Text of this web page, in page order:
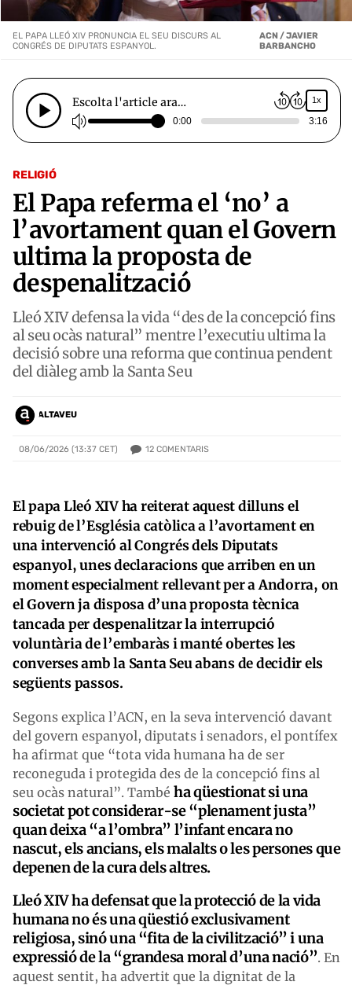
RELIGIÓ
El Papa referma el ‘no’ a
l’avortament quan el Govern
ultima la proposta de
despenalització
Lleó XIV defensa la vida “des de la concepció fins
al seu ocàs natural” mentre l’executiu ultima la
decisió sobre una reforma que continua pendent
del diàleg amb la Santa Seu
ALTAVEU
08/06/2026 (13:37 CET) 12 COMENTARIS
EL PAPA LLEÓ XIV PRONUNCIA EL SEU DISCURS AL
CONGRÉS DE DIPUTATS ESPANYOL.
ACN / JAVIER
BARBANCHO
Escolta l'article ara… 1x
0:00 3:16
El papa Lleó XIV ha reiterat aquest dilluns el
rebuig de l’Església catòlica a l’avortament en
una intervenció al Congrés dels Diputats
espanyol, unes declaracions que arriben en un
moment especialment rellevant per a Andorra, on
el Govern ja disposa d’una proposta tècnica
tancada per despenalitzar la interrupció
voluntària de l’embaràs i manté obertes les
converses amb la Santa Seu abans de decidir els
següents passos.
Segons explica l’ACN, en la seva intervenció davant
del govern espanyol, diputats i senadors, el pontífex
ha afirmat que “tota vida humana ha de ser
reconeguda i protegida des de la concepció fins al
seu ocàs natural”. També ha qüestionat si una
societat pot considerar-se “plenament justa”
quan deixa “a l’ombra” l’infant encara no
nascut, els ancians, els malalts o les persones que
depenen de la cura dels altres.
Lleó XIVha defensat que la protecció de la vida
humana no és una qüestió exclusivament
religiosa, sinó una “fita de la civilització” i una
expressió de la “grandesa moral d’una nació”. En
aquest sentit, ha advertit que la dignitat de la